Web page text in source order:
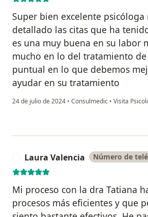
Super bien excelente psicóloga
detallado las citas que ha
es una muy buena en su labor
mucho en lo del tratamiento
puntual en lo que debemos
ayudar en su tratamiento
24 de julio de 2024 • Consulmedic • Visita
Laura Valencia Número de
Mi proceso con la dra Tatiana
procesos más eficientes y que